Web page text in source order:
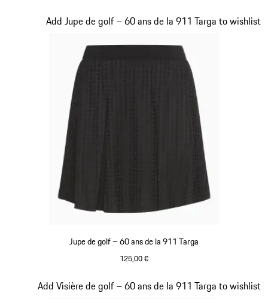
Jupe de golf – 60 ans de la 911 Targa
125,00 €
Add Jupe de golf – 60 ans de la 911 Targa to wishlist
Diapositive 4 sur 20
Add Visière de golf – 60 ans de la 911 Targa to wishlist
Diapositive 5 sur 20